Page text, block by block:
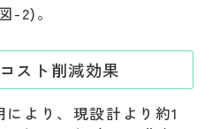
-2)。
スト削減効果
より、現設計より約1